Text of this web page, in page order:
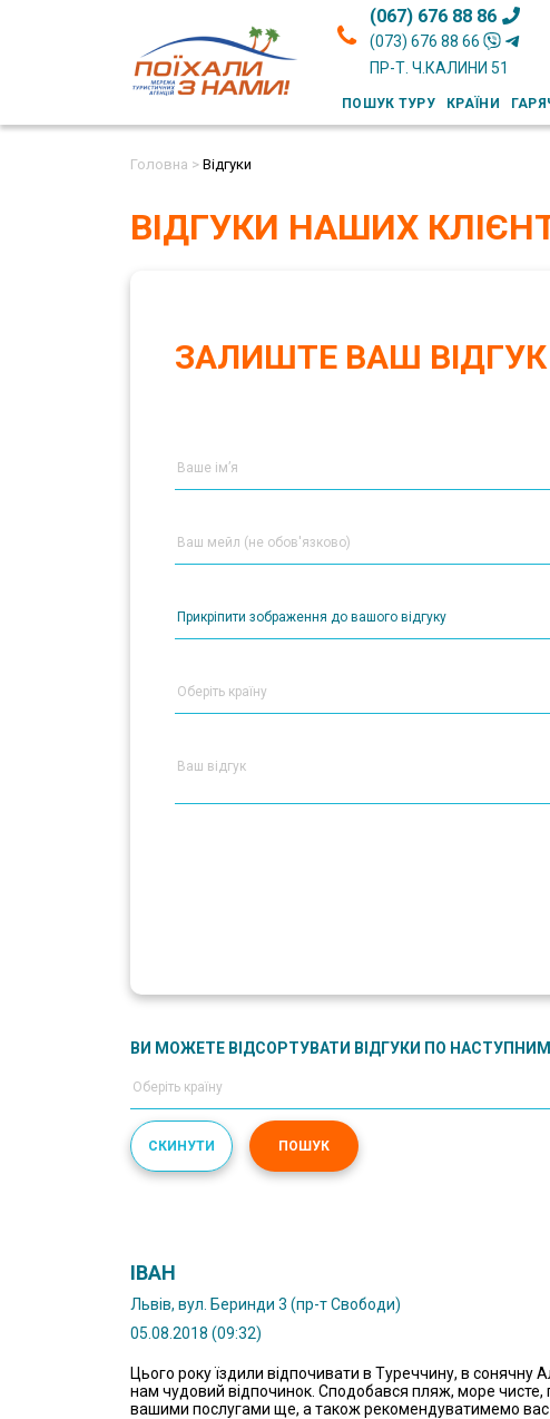
(067) 676 88 86
(073) 676 88 66
ПР-Т. Ч.КАЛИНИ 51
ПОШУК ТУРУ КРАЇНИ
Головна > Відгуки
ВІДГУКИ НАШИХ
ЗАЛИШТЕ ВАШ ВІДГУК
Прикріпити зображення до вашого відгуку
ВИ МОЖЕТЕ ВІДСОРТУВАТИ ВІДГУКИ ПО
СКИНУТИ ПОШУК
ІВАН
Львів, вул. Беринди 3 (пр-т Свободи)
05.08.2018 (09:32)
Цього року їздили відпочивати в Туреччину, в сонячну
нам чудовий відпочинок. Сподобався пляж, море чисте,
вашими послугами ще, а також рекомендуватимемо вас